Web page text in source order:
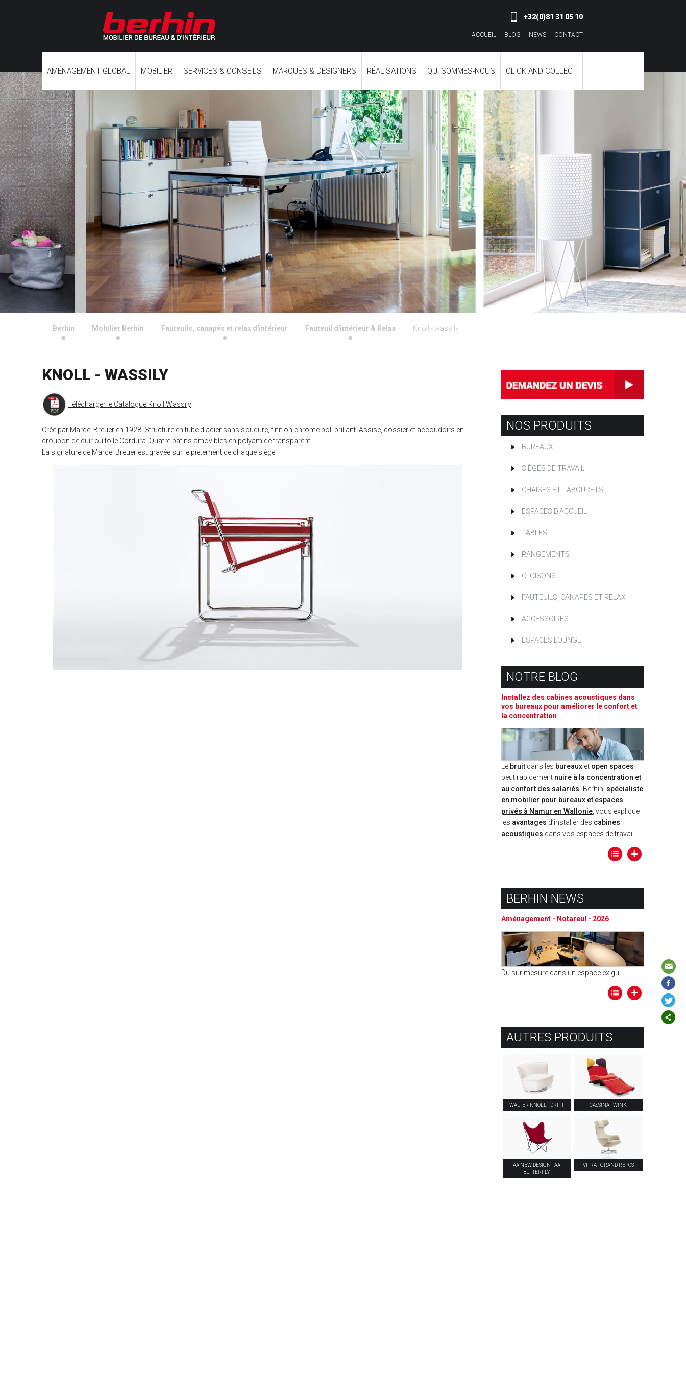
+32(0)81 31 05 10
ACCUEIL BLOG NEWS CONTACT
AMÉNAGEMENT GLOBAL MOBILIER SERVICES & CONSEILS MARQUES & DESIGNERS RÉALISATIONS QUI SOMMES-NOUS CLICK AND COLLECT
Berhin Mobilier Berhin Fauteuils, canapés et relax d'intérieur Fauteuil d'intérieur & Relax Knoll - wassily
KNOLL - WASSILY
Télécharger le Catalogue Knoll Wassily
Créé par Marcel Breuer en 1928. Structure en tube d'acier sans soudure, finition chrome poli brillant. Assise, dossier et accoudoirs en
croupon de cuir ou toile Cordura. Quatre patins amovibles en polyamide transparent.
La signature de Marcel Breuer est gravée sur le pietement de chaque siège
NOS PRODUITS
BUREAUX
SIÈGES DE TRAVAIL
CHAISES ET TABOURETS
ESPACES D'ACCUEIL
TABLES
RANGEMENTS
CLOISONS
FAUTEUILS, CANAPÉS ET RELAX
ACCESSOIRES
ESPACES LOUNGE
NOTRE BLOG
Installez des cabines acoustiques dans
vos bureaux pour améliorer le confort et
la concentration
Le bruit dans les bureaux et open spaces
peut rapidement nuire à la concentration et
au confort des salariés. Berhin, spécialiste
en mobilier pour bureaux et espaces
privés à Namur en Wallonie , vous explique
les avantages d’installer des cabines
acoustiques dans vos espaces de travail.
BERHIN NEWS
Aménagement - Notareul - 2026
Du sur mesure dans un espace exigu
AUTRES PRODUITS
WALTER KNOLL - DRIFT CASSINA - WINK
AA NEW DESIGN - AA
BUTTERFLY
VITRA - GRAND REPOS